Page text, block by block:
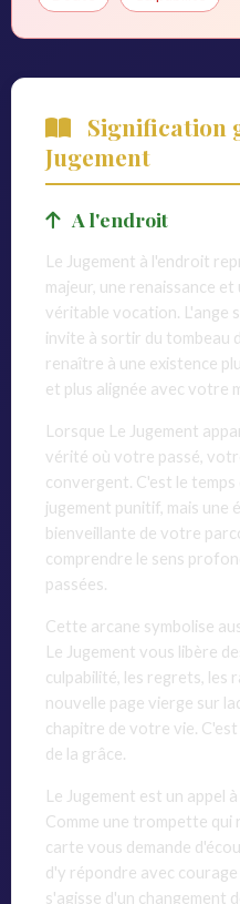
Signification
Jugement
A l'endroit
Le Jugement à l'endroit
majeur, une renaissance
véritable vocation. L'ange
invite à sortir du tombeau
renaître à une existence
et plus alignée avec votre
Lorsque Le Jugement
vérité où votre passé,
convergent. C'est le
jugement punitif, mais une
bienveillante de votre
comprendre le sens
passées.
Cette arcane symbolise
Le Jugement vous libère
culpabilité, les regrets,
nouvelle page vierge sur
chapitre de votre vie.
de la grâce.
Le Jugement est un
Comme une trompette qui
carte vous demande
d'y répondre avec
s'agisse d'un changement